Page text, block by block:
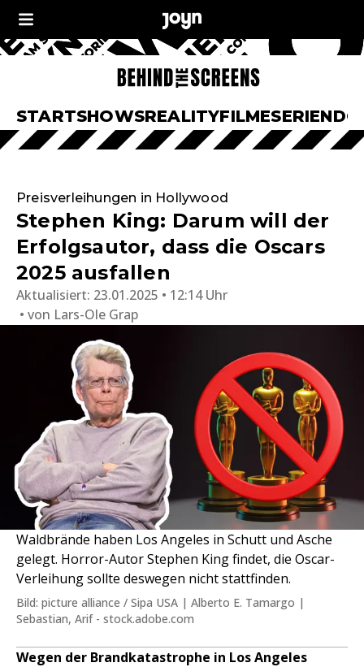
STARTSHOWSREALITYFILMESERIEN
Preisverleihungen in Hollywood
Stephen King: Darum will der
Erfolgsautor, dass die Oscars
2025 ausfallen
Aktualisiert: 23.01.2025 • 12:14 Uhr
von Lars-Ole Grap
Waldbrände haben Los Angeles in Schutt und Asche
gelegt. Horror-Autor Stephen King findet, die Oscar-
Verleihung sollte deswegen nicht stattfinden.
Bild: picture alliance / Sipa USA | Alberto E. Tamargo |
Sebastian, Arif - stock.adobe.com
Wegen der Brandkatastrophe in Los Angeles